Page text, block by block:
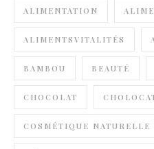
ALIMENTATION
ALIMENTSVITALITÉS
BAMBOU BEAUTÉ
CHOCOLAT
COSMÉTIQUE NATURELLE